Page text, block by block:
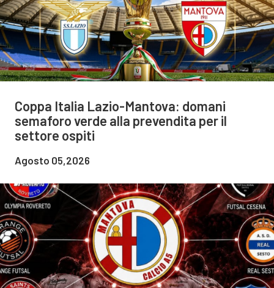
Coppa Italia Lazio-Mantova: domani
semaforo verde alla prevendita per il
settore ospiti
Agosto 05,2026